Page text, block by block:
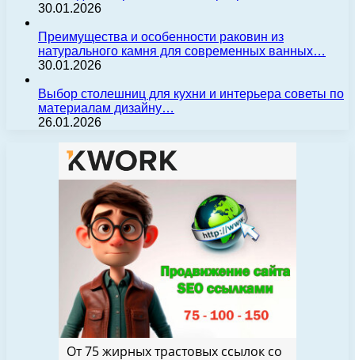
30.01.2026
Преимущества и особенности раковин из
натурального камня для современных ванных…
30.01.2026
Выбор столешниц для кухни и интерьера советы по
материалам дизайну…
26.01.2026